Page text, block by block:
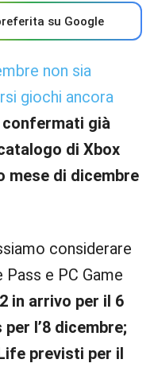
su Google
non sia
giochi ancora
già
di Xbox
mese di dicembre
considerare
Pass e PC Game
in arrivo per il 6
l’8 dicembre;
previsti per il